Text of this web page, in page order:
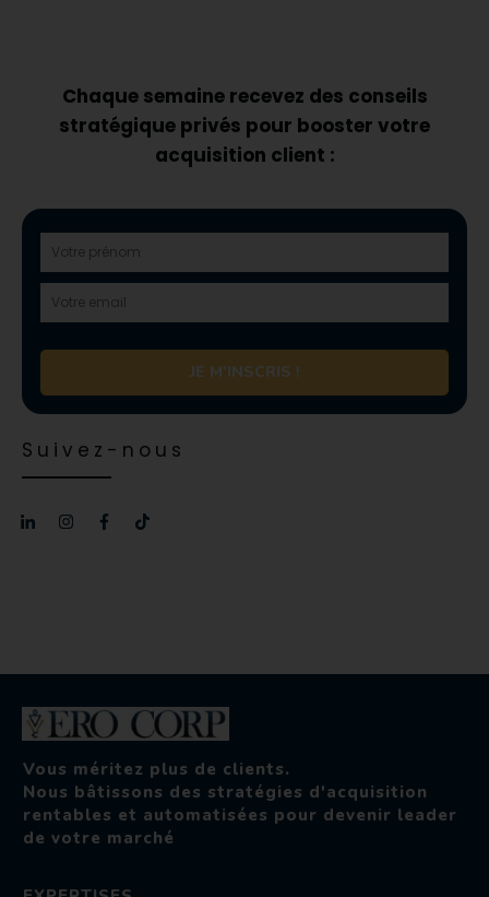
Chaque semaine recevez des conseils
stratégique privés pour booster votre
acquisition client :
JE M'INSCRIS !
Suivez-nous
Vous méritez plus de clients.
Nous bâtissons des stratégies d'acquisition
rentables et automatisées pour devenir leader
de votre marché